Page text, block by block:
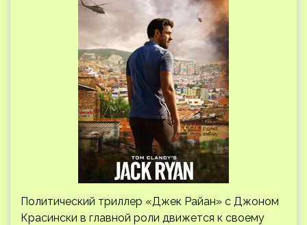
Политический триллер «Джек Райан» с Джоном
Красински в главной роли движется к своему